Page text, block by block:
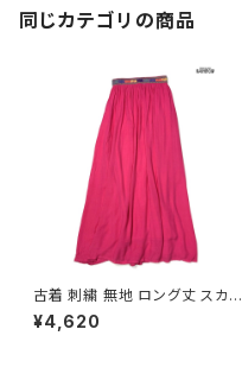
同じカテゴリの商品
古着 刺繍 無地 ロング丈 スカー
ト ピンク (btu2604021)
¥4,620